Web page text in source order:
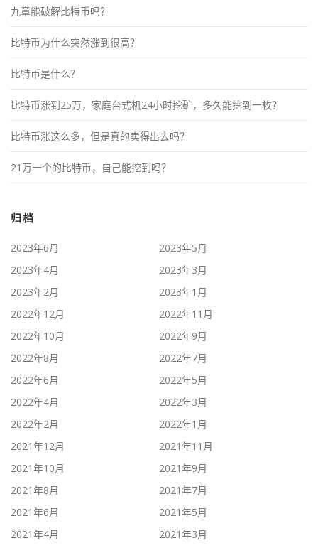
九章能破解比特币吗？
比特币为什么突然涨到很高？
比特币是什么？
比特币涨到25万，家庭台式机24小时挖矿，多久能挖到一枚？
比特币涨这么多，但是真的卖得出去吗？
21万一个的比特币，自己能挖到吗？
归档
2023年6月
2023年5月
2023年4月
2023年3月
2023年2月
2023年1月
2022年12月
2022年11月
2022年10月
2022年9月
2022年8月
2022年7月
2022年6月
2022年5月
2022年4月
2022年3月
2022年2月
2022年1月
2021年12月
2021年11月
2021年10月
2021年9月
2021年8月
2021年7月
2021年6月
2021年5月
2021年4月
2021年3月